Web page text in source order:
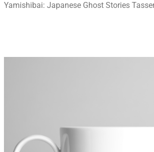
Yamishibai: Japanese Ghost Stories